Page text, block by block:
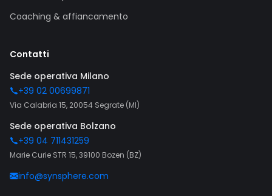
Coaching & affiancamento
Contatti
Sede operativa Milano
+39 02 00699871
Via Calabria 15, 20054 Segrate (MI)
Sede operativa Bolzano
+39 04 711431259
Marie Curie STR 15, 39100 Bozen (BZ)
info@synsphere.com